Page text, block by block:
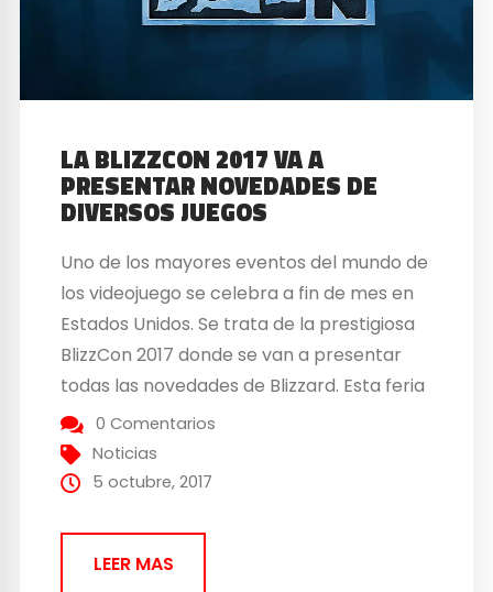
LA BLIZZCON 2017 VA A
PRESENTAR NOVEDADES DE
DIVERSOS JUEGOS
Uno de los mayores eventos del mundo de
los videojuego se celebra a fin de mes en
Estados Unidos. Se trata de la prestigiosa
BlizzCon 2017 donde se van a presentar
todas las novedades de Blizzard. Esta feria
permite además, unir a todos los fans y
profesionales del sector, en una
celebración donde se van...
0 Comentarios
Noticias
5 octubre, 2017
LEER MAS